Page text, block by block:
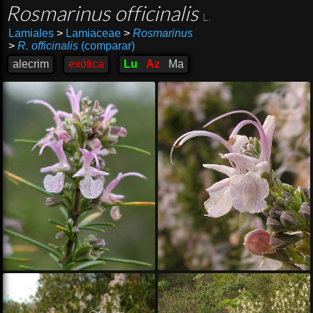
Rosmarinus officinalis
Lamiales >Lamiaceae > Rosmarinus
> R. officinalis(comparar)
alecrim
exótica Lu Az Ma